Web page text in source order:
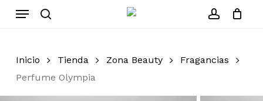
Menu
Inicio Tienda Zona Beauty
Fragancias
Perfume Olympia